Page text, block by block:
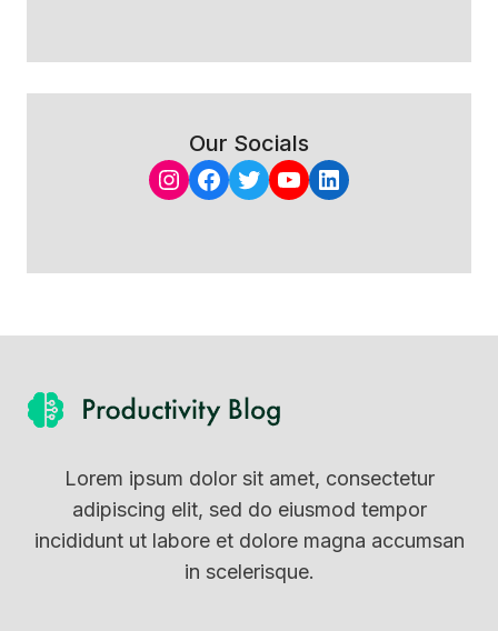
Our Socials
Instagram
Facebook
Twitter
YouTube
LinkedIn
Lorem ipsum dolor sit amet, consectetur
adipiscing elit, sed do eiusmod tempor
incididunt ut labore et dolore magna accumsan
in scelerisque.